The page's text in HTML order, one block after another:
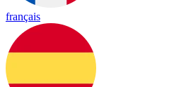
français